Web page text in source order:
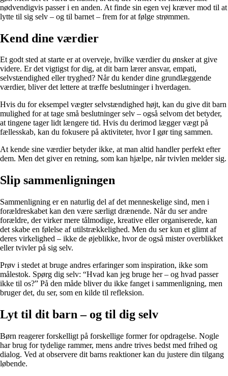
nødvendigvis passer i en anden. At finde sin egen vej kræver mod til at
lytte til sig selv – og til barnet – frem for at følge strømmen.
Kend dine værdier
Et godt sted at starte er at overveje, hvilke værdier du ønsker at give
videre. Er det vigtigst for dig, at dit barn lærer ansvar, empati,
selvstændighed eller tryghed? Når du kender dine grundlæggende
værdier, bliver det lettere at træffe beslutninger i hverdagen.
Hvis du for eksempel vægter selvstændighed højt, kan du give dit barn
mulighed for at tage små beslutninger selv – også selvom det betyder,
at tingene tager lidt længere tid. Hvis du derimod lægger vægt på
fællesskab, kan du fokusere på aktiviteter, hvor I gør ting sammen.
At kende sine værdier betyder ikke, at man altid handler perfekt efter
dem. Men det giver en retning, som kan hjælpe, når tvivlen melder sig.
Slip sammenligningen
Sammenligning er en naturlig del af det menneskelige sind, men i
forældreskabet kan den være særligt drænende. Når du ser andre
forældre, der virker mere tålmodige, kreative eller organiserede, kan
det skabe en følelse af utilstrækkelighed. Men du ser kun et glimt af
deres virkelighed – ikke de øjeblikke, hvor de også mister overblikket
eller tvivler på sig selv.
Prøv i stedet at bruge andres erfaringer som inspiration, ikke som
målestok. Spørg dig selv: “Hvad kan jeg bruge her – og hvad passer
ikke til os?” På den måde bliver du ikke fanget i sammenligning, men
bruger det, du ser, som en kilde til refleksion.
Lyt til dit barn – og til dig selv
Børn reagerer forskelligt på forskellige former for opdragelse. Nogle
har brug for tydelige rammer, mens andre trives bedst med frihed og
dialog. Ved at observere dit barns reaktioner kan du justere din tilgang
løbende.